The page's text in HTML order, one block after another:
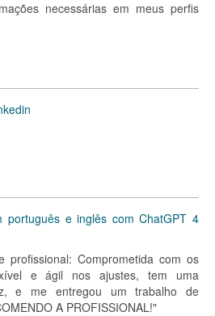
necessárias em meus perfis
português e inglês com ChatGPT 4
profissional: Comprometida com os
e ágil nos ajustes, tem uma
e me entregou um trabalho de
A PROFISSIONAL!"